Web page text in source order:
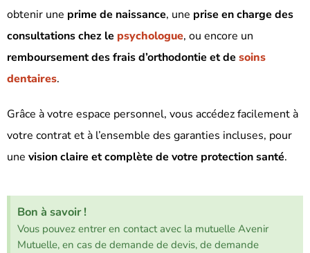
obtenir une prime de naissance, une prise en charge des
consultations chez le psychologue, ou encore un
remboursement des frais d’orthodontie et de soins
dentaires.
Grâce à votre espace personnel, vous accédez facilement à
votre contrat et à l’ensemble des garanties incluses, pour
une vision claire et complète de votre protection santé.
Bon à savoir !
Vous pouvez entrer en contact avec la mutuelle Avenir
Mutuelle, en cas de demande de devis, de demande